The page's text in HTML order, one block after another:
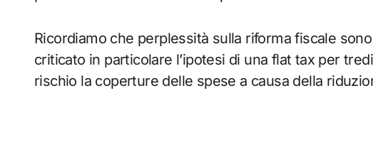
Ricordiamo che perplessità sulla riforma fiscale
criticato in particolare l’ipotesi di una flat tax per
rischio la coperture delle spese a causa della